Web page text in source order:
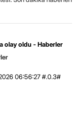
olay oldu - Haberler
06:56:27 #.0.3#